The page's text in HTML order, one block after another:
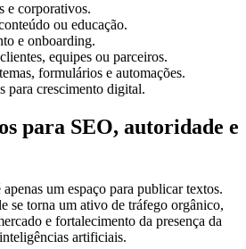
e corporativos.
ou educação.
e onboarding.
equipes ou parceiros.
formulários e automações.
para crescimento digital.
para SEO, autoridade e
um espaço para publicar textos.
se torna um ativo de tráfego orgânico,
e fortalecimento da presença da
artificiais.